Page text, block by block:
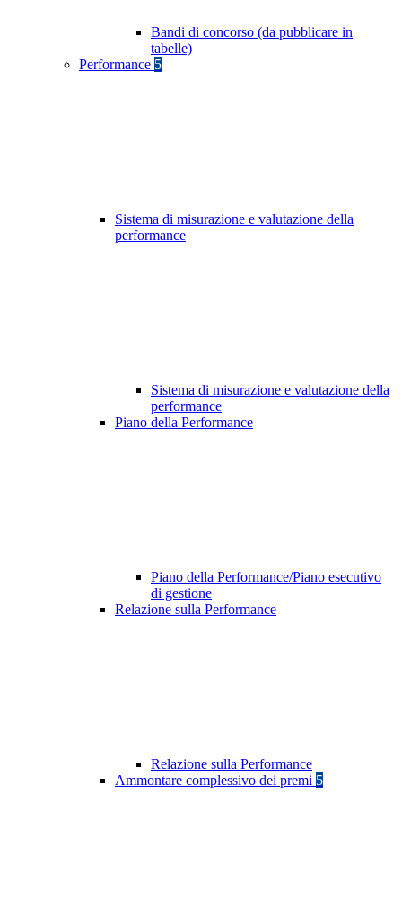
Bandi di concorso (da pubblicare in
tabelle)
Performance 5
Sistema di misurazione e valutazione della
performance
Sistema di misurazione e valutazione della
performance
Piano della Performance
Piano della Performance/Piano esecutivo
di gestione
Relazione sulla Performance
Relazione sulla Performance
Ammontare complessivo dei premi 5